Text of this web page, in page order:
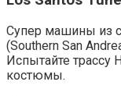
Супер машины из
(Southern San
Испытайте трассу
костюмы.